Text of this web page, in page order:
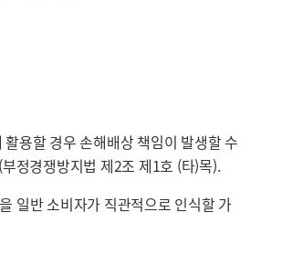
용할 경우 손해배상 책임이 발생할 수
정경쟁방지법 제2조 제1호 (타)목).
일반 소비자가 직관적으로 인식할 가